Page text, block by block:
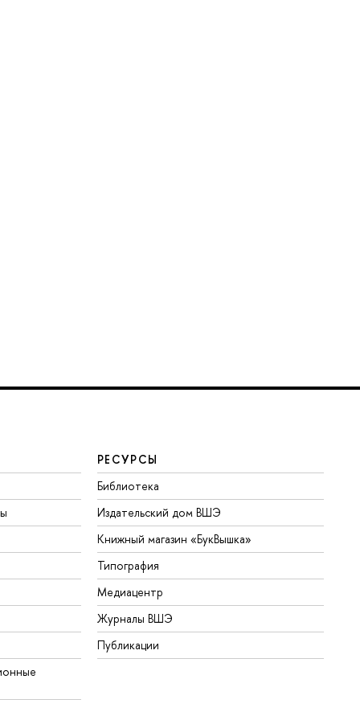
РЕСУРСЫ
Библиотека
Издательский дом ВШЭ
Книжный магазин «БукВышка»
Типография
Медиацентр
Журналы ВШЭ
Публикации